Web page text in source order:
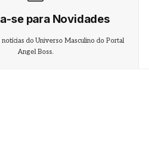
se para Novidades
notícias do Universo Masculino do Portal
Angel Boss.